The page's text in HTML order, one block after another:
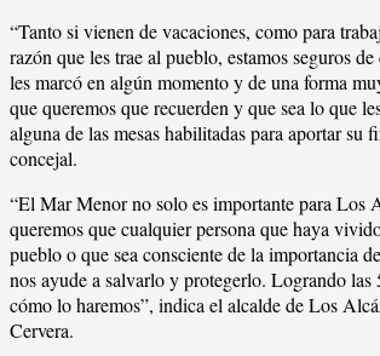
“Tanto si vienen de vacaciones, como para
razón que les trae al pueblo, estamos seguros
les marcó en algún momento y de una forma
que queremos que recuerden y que sea lo que
alguna de las mesas habilitadas para aportar su
concejal.
“El Mar Menor no solo es importante para Los
queremos que cualquier persona que haya
pueblo o que sea consciente de la importancia
nos ayude a salvarlo y protegerlo. Logrando las
cómo lo haremos”, indica el alcalde de Los
Cervera.